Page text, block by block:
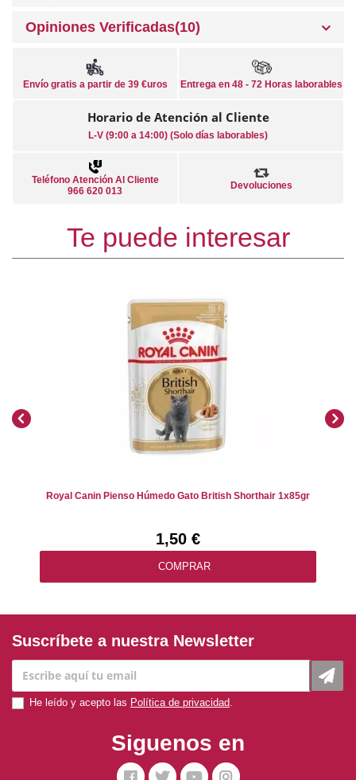
Opiniones Verificadas(10)
Envío gratis a partir de 39 €uros Entrega en 48 - 72 Horas laborables
Horario de Atención al Cliente
L-V (9:00 a 14:00) (Solo días laborables)
Teléfono Atención Al Cliente
966 620 013
Devoluciones
Te puede interesar
Royal Canin Pienso Húmedo Gato British Shorthair 1x85gr
1,50 €
COMPRAR
Suscríbete a nuestra Newsletter
He leído y acepto las Política de privacidad
Siguenos en